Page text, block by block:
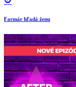
Farmár hľadá ženu